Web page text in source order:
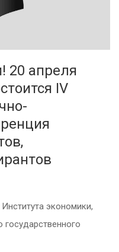
20 апреля
IV
экономики,